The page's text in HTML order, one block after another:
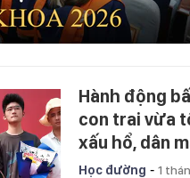
Hành động
con trai vừa
xấu hổ, dân
Học đường - 1